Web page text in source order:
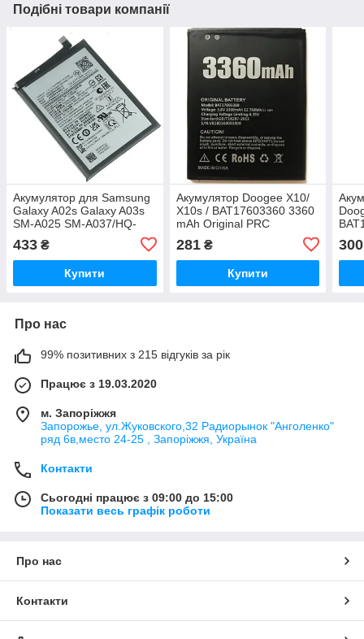
Подібні товари компанії
Акумулятор для Samsung
Galaxy A02s Galaxy A03s
SM-A025 SM-A037/HQ-
50SD/HQ-50S (5000 mAh)
Original PRC
433 ₴
Купити
Акумулятор Doogee X10/
X10s / BAT17603360 3360
mAh Original PRC
281₴
Купити
300
Про нас
99% позитивних з 215 відгуків за рік
Працює з 19.03.2020
м. Запоріжжя
Запорожье, ул.Жуковского,32 Радиорынок "Анголенко"
ряд 6в,место 24-25 , Запоріжжя, Україна
Контакти
Сьогодні працює з 09:00 до 15:00
Показати весь графік роботи
Про нас
Контакти